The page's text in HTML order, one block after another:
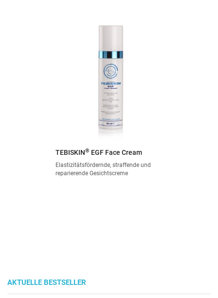
TEBISKIN® EGF Face Cream
Elastizitätsfördernde, straffende und
reparierende Gesichtscreme
AKTUELLE BESTSELLER